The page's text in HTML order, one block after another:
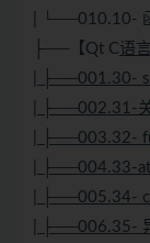
| └──010.10-
├──【Qt C语
| ├──001.30-
| ├──002.31-
| ├──003.32-
| ├──004.33-
| ├──005.34-
| ├──006.35-